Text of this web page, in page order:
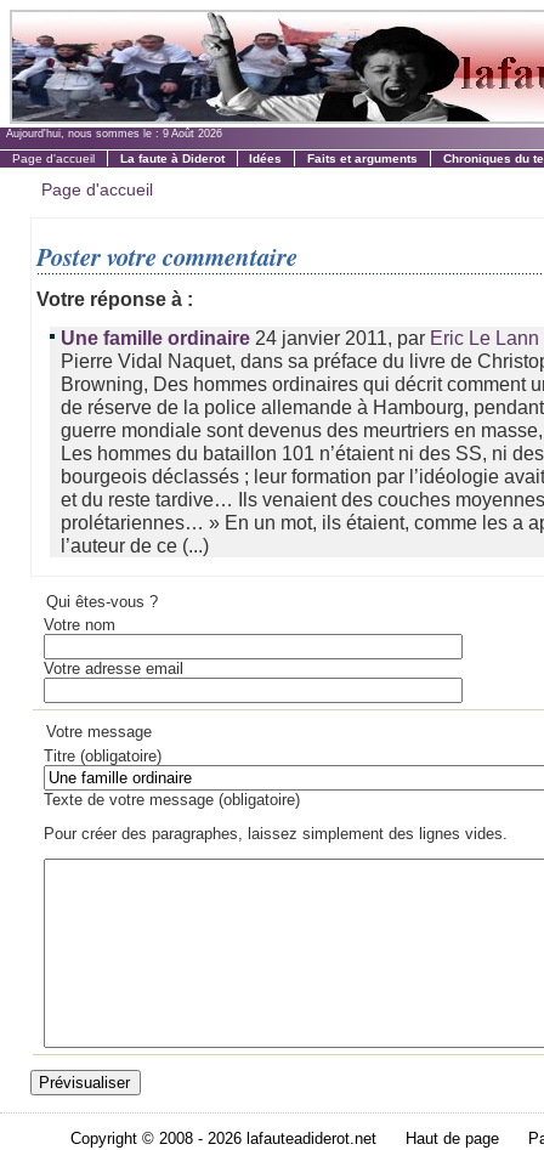
Aujourd'hui, nous sommes le : 9 Août 2026
Page d'accueil La faute à Diderot Idées Faits et arguments Chroniques du
Page d'accueil
Poster votre commentaire
Votre réponse à :
Une famille ordinaire 24 janvier 2011, par Eric Le Lann
Pierre Vidal Naquet, dans sa préface du livre de
Browning, Des hommes ordinaires qui décrit comment
de réserve de la police allemande à Hambourg,
guerre mondiale sont devenus des meurtriers en
Les hommes du bataillon 101 n’étaient ni des SS, ni des
bourgeois déclassés ; leur formation par l’idéologie
et du reste tardive… Ils venaient des couches
prolétariennes… » En un mot, ils étaient, comme les a
l’auteur de ce (...)
Qui êtes-vous ?
Votre nom
Votre adresse email
Votre message
Titre (obligatoire)
Texte de votre message (obligatoire)
Pour créer des paragraphes, laissez simplement des lignes vides.
Copyright © 2008 - 2026 lafauteadiderot.net Haut de page